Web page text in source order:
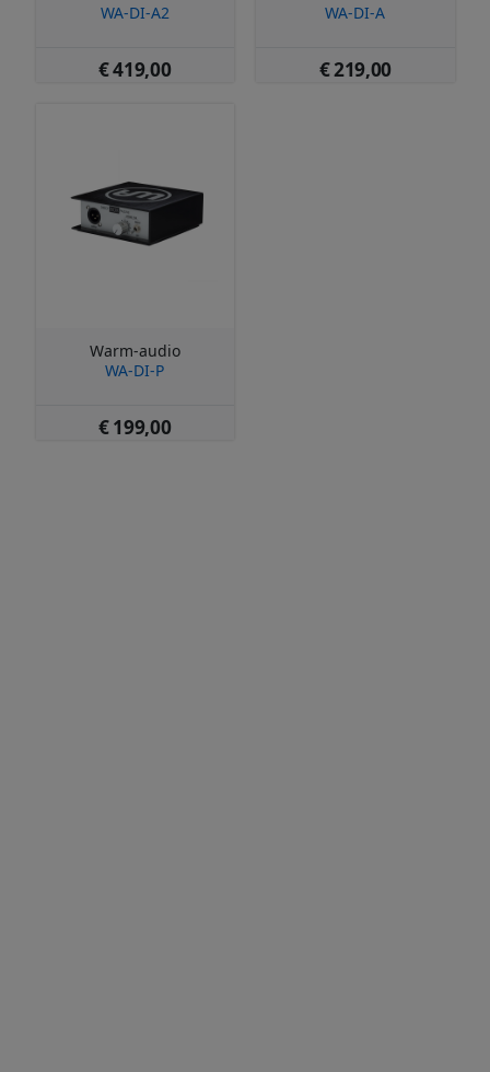
WA-DI-A2
€ 419,00
WA-DI-A
€ 219,00
Warm-audio
WA-DI-P
€ 199,00